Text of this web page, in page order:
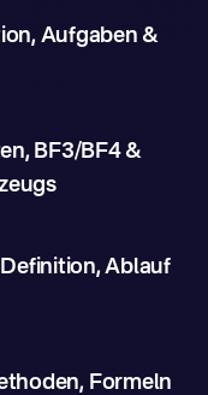
Aufgaben &
BF3/BF4 &
Ablauf
Formeln